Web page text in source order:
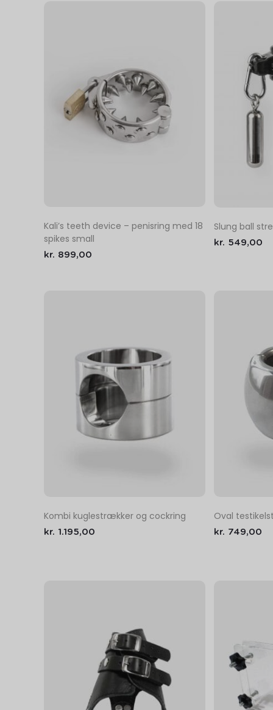
Kali’s teeth device – penisring med 18
spikes small
kr. 899,00
Slung ball
kr. 549,00
Kombi kuglestrækker og cockring
kr. 1.195,00
Oval
kr. 749,00